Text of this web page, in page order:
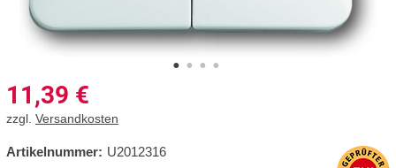
11,39 €
zzgl. Versandkosten
Artikelnummer: U2012316